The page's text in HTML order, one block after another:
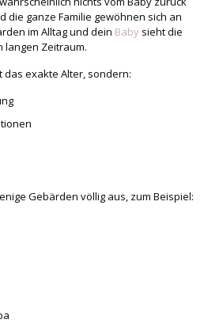
die ganze Familie gewöhnen sich an
im Alltag und dein Babysieht die
langen Zeitraum.
das exakte Alter, sondern:
Gebärden völlig aus, zum Beispiel: